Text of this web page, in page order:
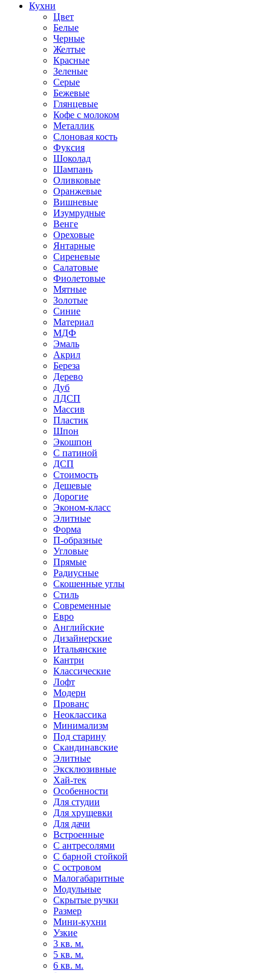
Кухни
Цвет
Белые
Черные
Желтые
Красные
Зеленые
Серые
Бежевые
Глянцевые
Кофе с молоком
Металлик
Слоновая кость
Фуксия
Шоколад
Шампань
Оливковые
Оранжевые
Вишневые
Изумрудные
Венге
Ореховые
Янтарные
Сиреневые
Салатовые
Фиолетовые
Мятные
Золотые
Синие
Материал
МДФ
Эмаль
Акрил
Береза
Дерево
Дуб
ЛДСП
Массив
Пластик
Шпон
Экошпон
С патиной
ДСП
Стоимость
Дешевые
Дорогие
Эконом-класс
Элитные
Форма
П-образные
Угловые
Прямые
Радиусные
Скошенные углы
Стиль
Современные
Евро
Английские
Дизайнерские
Итальянские
Кантри
Классические
Лофт
Модерн
Прованс
Неоклассика
Минимализм
Под старину
Скандинавские
Элитные
Эксклюзивные
Хай-тек
Особенности
Для студии
Для хрущевки
Для дачи
Встроенные
С антресолями
С барной стойкой
С островом
Малогабаритные
Модульные
Скрытые ручки
Размер
Мини-кухни
Узкие
3 кв. м.
5 кв. м.
6 кв. м.